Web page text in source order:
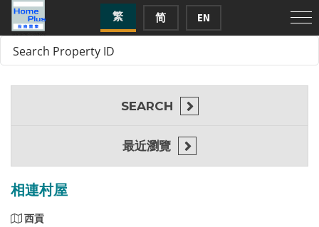
繁 简 EN
相連村屋
西貢
SEARCH
最近瀏覽